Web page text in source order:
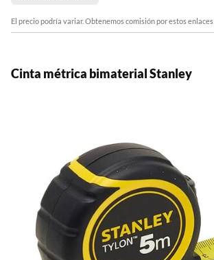
El precio podría variar. Obtenemos comisión por estos enlaces
Cinta métrica bimaterial Stanley